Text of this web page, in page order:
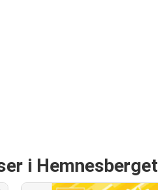
i Hemnesberget